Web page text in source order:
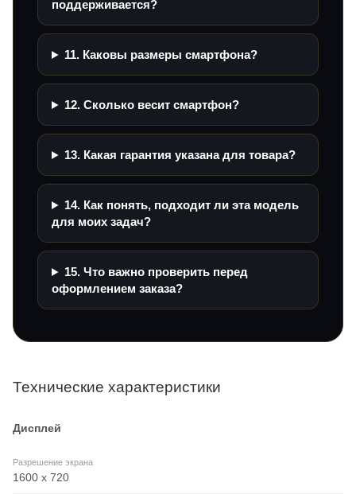
поддерживается?
11. Каковы размеры смартфона?
12. Сколько весит смартфон?
13. Какая гарантия указана для товара?
14. Как понять, подходит ли эта модель
для моих задач?
15. Что важно проверить перед
оформлением заказа?
Технические характеристики
Дисплей
Разрешение экрана
1600 x 720